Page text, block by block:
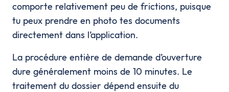
comporte relativement peu de frictions, puisque
tu peux prendre en photo tes documents
directement dans l’application.
La procédure entière de demande d’ouverture
dure généralement moins de 10 minutes. Le
traitement du dossier dépend ensuite du